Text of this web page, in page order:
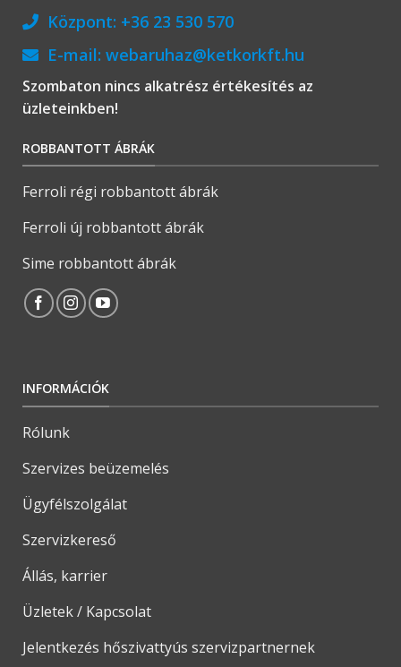
Központ: +36 23 530 570
E-mail: webaruhaz@ketkorkft.hu
Szombaton nincs alkatrész értékesítés az
üzleteinkben!
ROBBANTOTT ÁBRÁK
Ferroli régi robbantott ábrák
Ferroli új robbantott ábrák
Sime robbantott ábrák
INFORMÁCIÓK
Rólunk
Szervizes beüzemelés
Ügyfélszolgálat
Szervizkereső
Állás, karrier
Üzletek / Kapcsolat
Jelentkezés hőszivattyús szervizpartnernek